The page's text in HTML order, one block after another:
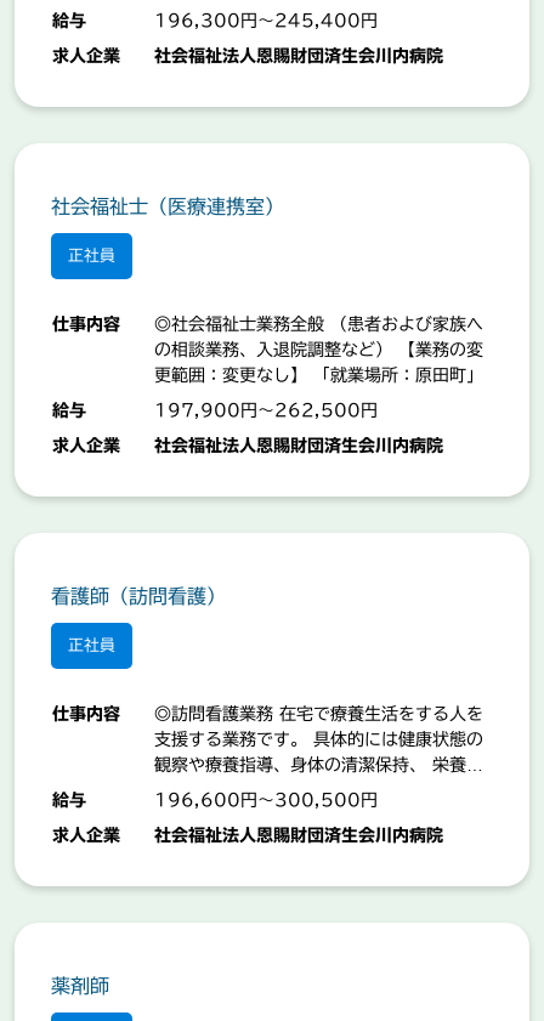
「就業場所：原田町」
給与 196,300円～245,400円
求人企業 社会福祉法人恩賜財団済生会川内病院
社会福祉士（医療連携室）
正社員
仕事内容
◎社会福祉士業務全般 （患者および家族へ
の相談業務、入退院調整など） 【業務の変
更範囲：変更なし】 「就業場所：原田町」
給与 197,900円～262,500円
求人企業 社会福祉法人恩賜財団済生会川内病院
看護師（訪問看護）
正社員
仕事内容
◎訪問看護業務 在宅で療養生活をする人を
支援する業務です。 具体的には健康状態の
観察や療養指導、身体の清潔保持、 栄養管
理、薬の説明等です。 又、医療器具の使用
明、 指導して頂きます。 【業務の変更範
給与 196,600円～300,500円
求人企業 社会福祉法人恩賜財団済生会川内病院
薬剤師